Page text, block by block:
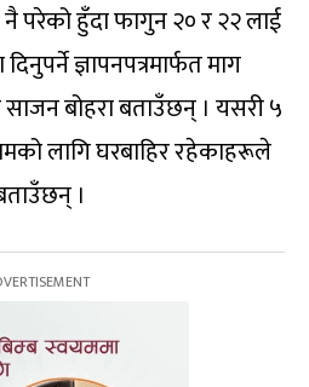
परेको हुँदा फागुन २० र २२ लाई
ज्ञापनपत्रमार्फत माग
बोहरा बताउँछन् । यसरी ५
लागि घरबाहिर रहेकाहरूले
।